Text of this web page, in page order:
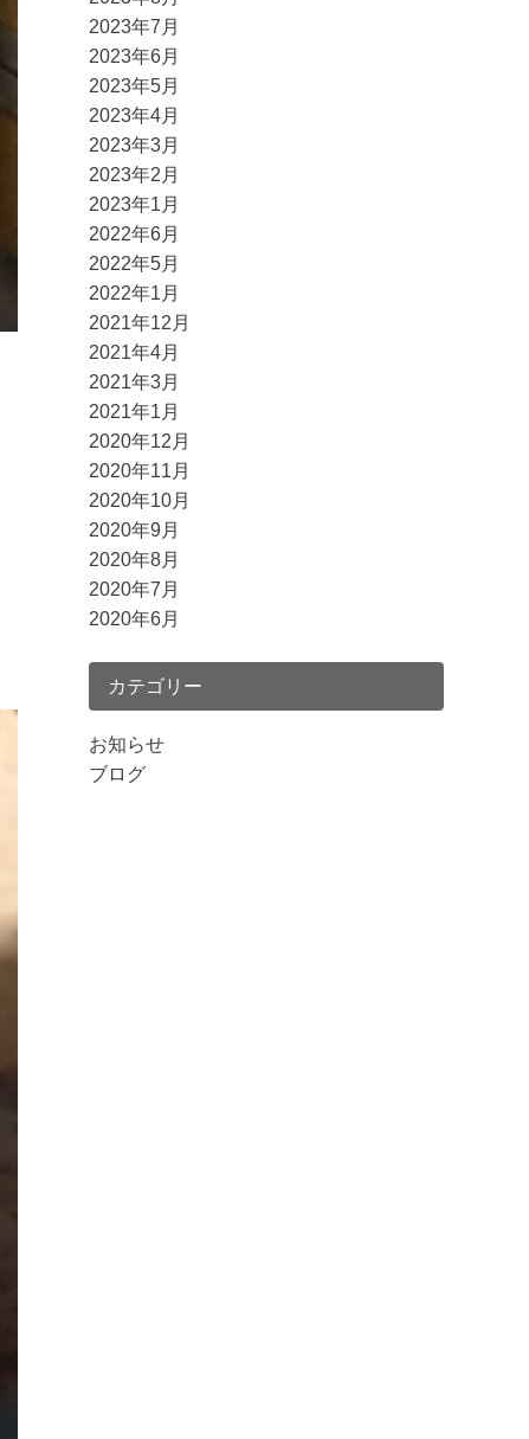
2023年7月
2023年6月
2023年5月
2023年4月
2023年3月
2023年2月
2023年1月
2022年6月
2022年5月
2022年1月
2021年12月
2021年4月
2021年3月
2021年1月
2020年12月
2020年11月
2020年10月
2020年9月
2020年8月
2020年7月
2020年6月
カテゴリー
お知らせ
ブログ